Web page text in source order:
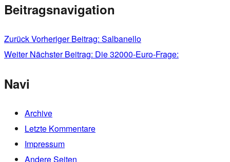
Beitragsnavigation
ZurückVorheriger Beitrag: Salbanello
Weiter Nächster Beitrag: Die 32000-Euro-Frage:
Navi
Archive
Letzte Kommentare
Impressum
Andere Seiten